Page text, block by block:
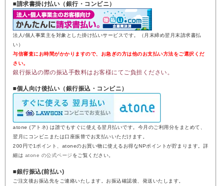
■請求書掛け払い（銀行・コンビニ）
法人/個人事業主を対象とした掛け払いサービスです。（月末締め翌月末請求書払
い）
与信審査にお時間がかかりますので、お急ぎの方は他のお支払い方法をご選択くだ
さい。
銀行振込の際の振込手数料はお客様にてご負担ください。
■個人向け後払い（銀行振込・コンビニ）
atone (アトネ) は誰でもすぐに使える翌月払いです。今月のご利用分をまとめて、
翌月にコンビニまたは口座振替でお支払いいただけます。
200円で1ポイント、atoneのお買い物に使えるお得なNPポイントが貯まります。詳
細は atone の公式ページ をご覧ください。
■銀行振込(前払い)
ご注文後お振込先をご連絡いたします。お振込確認後、発送いたします。